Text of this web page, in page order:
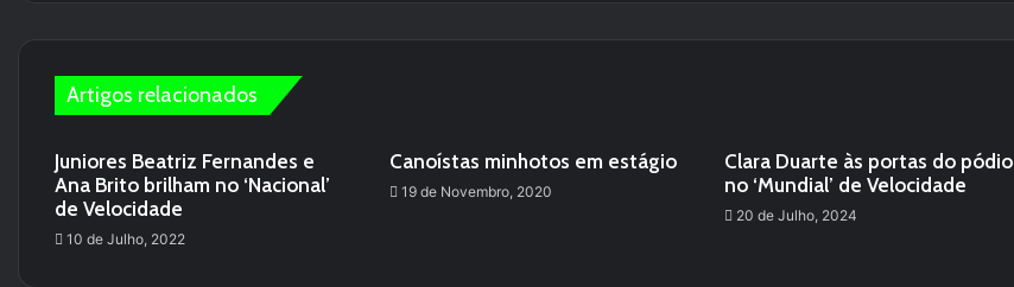
Artigos relacionados
Juniores Beatriz Fernandes e
Ana Brito brilham no ‘Nacional’
de Velocidade
10 de Julho, 2022
Canoístas minhotos em estágio
19 de Novembro, 2020
Clara Duarte às portas do pódio
no ‘Mundial’ de Velocidade
20 de Julho, 2024